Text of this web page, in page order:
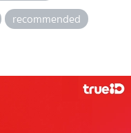
recommended